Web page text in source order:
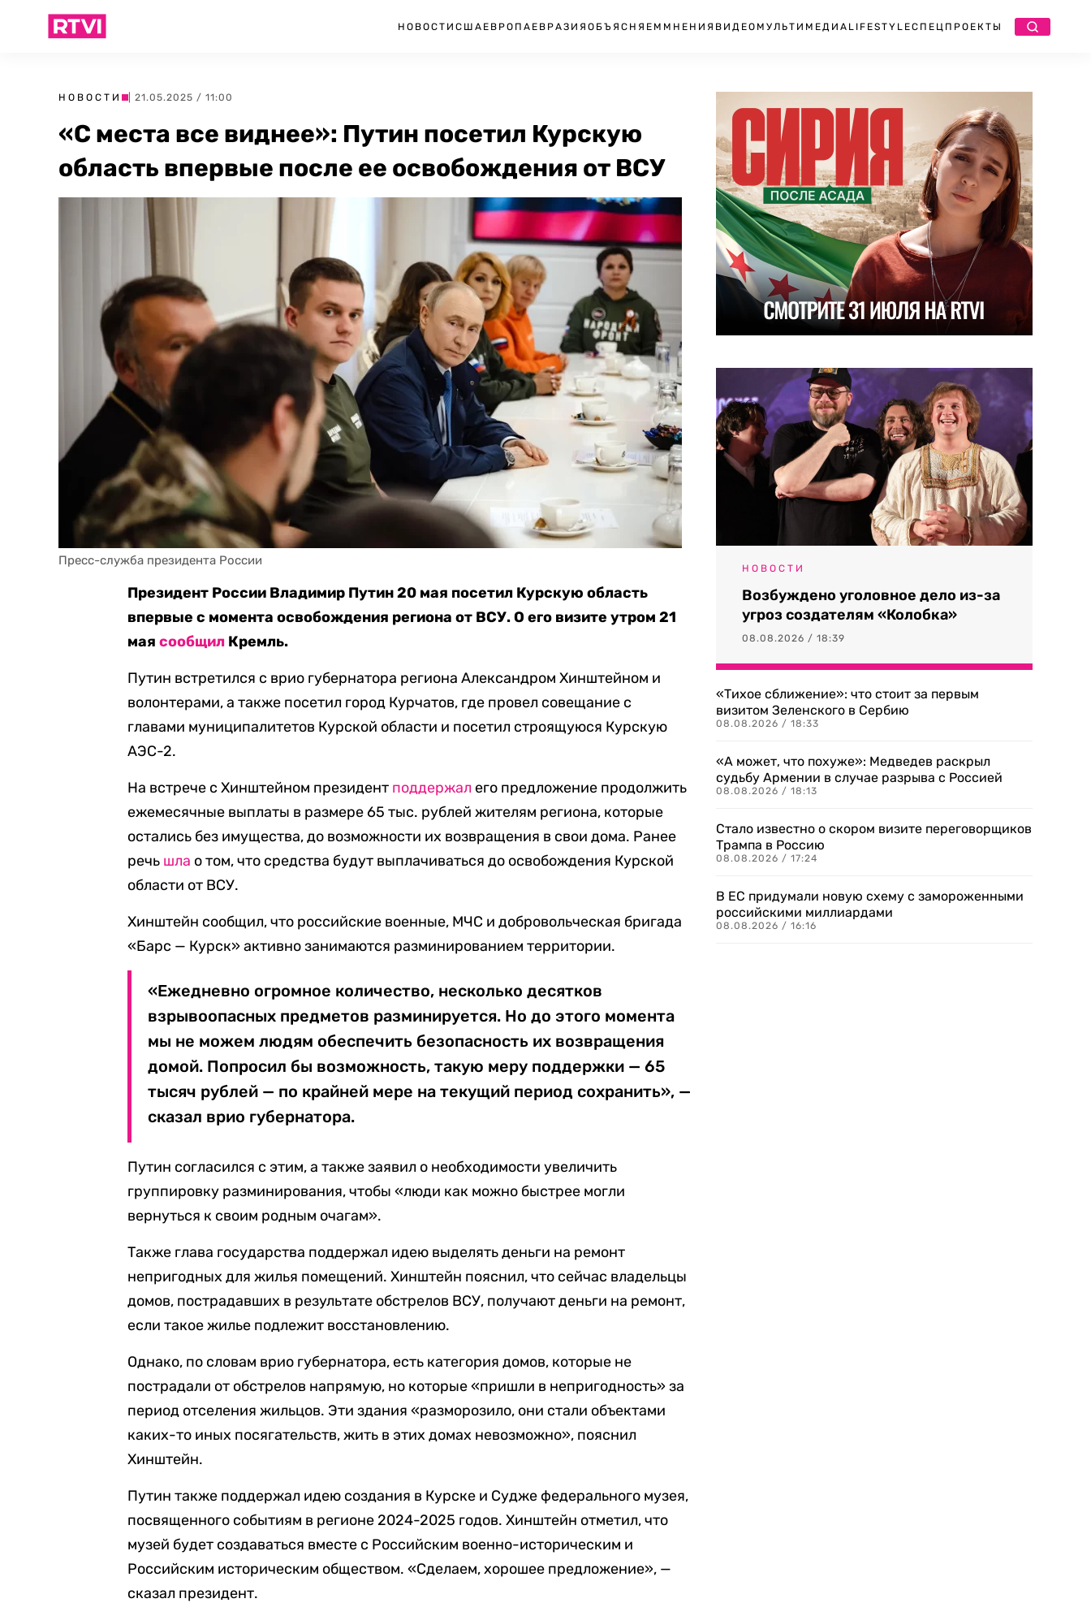
НОВОСТИ США ЕВРОПА ЕВРАЗИЯ ОБЪЯСНЯЕМ МНЕНИЯ ВИДЕО МУЛЬТИМЕДИА LIFESTYLEСПЕЦПРОЕКТЫ
НОВОСТИ | 21.05.2025 / 11:00
«С места все виднее»: Путин посетил Курскую
область впервые после ее освобождения от ВСУ
Пресс-служба президента России
Президент России Владимир Путин 20 мая посетил Курскую область
впервые с момента освобождения региона от ВСУ. О его визите утром 21
маясообщил Кремль.
Путин встретился с врио губернатора региона Александром Хинштейном и
волонтерами, а также посетил город Курчатов, где провел совещание с
главами муниципалитетов Курской области и посетил строящуюся Курскую
АЭС-2.
На встрече с Хинштейном президент поддержал его предложение продолжить
ежемесячные выплаты в размере 65 тыс. рублей жителям региона, которые
остались без имущества, до возможности их возвращения в свои дома. Ранее
речь шла о том, что средства будут выплачиваться до освобождения Курской
области от ВСУ.
Хинштейн сообщил, что российские военные, МЧС и добровольческая бригада
«Барс — Курск» активно занимаются разминированием территории.
«Ежедневно огромное количество, несколько десятков
взрывоопасных предметов разминируется. Но до этого момента
мы не можем людям обеспечить безопасность их возвращения
домой. Попросил бы возможность, такую меру поддержки — 65
тысяч рублей — по крайней мере на текущий период сохранить», —
сказал врио губернатора.
Путин согласился с этим, а также заявил о необходимости увеличить
группировку разминирования, чтобы «люди как можно быстрее могли
вернуться к своим родным очагам».
Также глава государства поддержал идею выделять деньги на ремонт
непригодных для жилья помещений. Хинштейн пояснил, что сейчас владельцы
домов, пострадавших в результате обстрелов ВСУ, получают деньги на ремонт,
если такое жилье подлежит восстановлению.
Однако, по словам врио губернатора, есть категория домов, которые не
пострадали от обстрелов напрямую, но которые «пришли в непригодность» за
период отселения жильцов. Эти здания «разморозило, они стали объектами
каких-то иных посягательств, жить в этих домах невозможно», пояснил
Хинштейн.
Путин также поддержал идею создания в Курске и Судже федерального музея,
посвященного событиям в регионе 2024-2025 годов. Хинштейн отметил, что
музей будет создаваться вместе с Российским военно-историческим и
Российским историческим обществом. «Сделаем, хорошее предложение», —
сказал президент.
НОВОСТИ
Возбуждено уголовное дело из-за
угроз создателям «Колобка»
08.08.2026 / 18:39
«Тихое сближение»: что стоит за первым
визитом Зеленского в Сербию
08.08.2026 / 18:33
«А может, что похуже»: Медведев раскрыл
судьбу Армении в случае разрыва с Россией
08.08.2026 / 18:13
Стало известно о скором визите переговорщиков
Трампа в Россию
08.08.2026 / 17:24
В ЕС придумали новую схему с замороженными
российскими миллиардами
08.08.2026 / 16:16